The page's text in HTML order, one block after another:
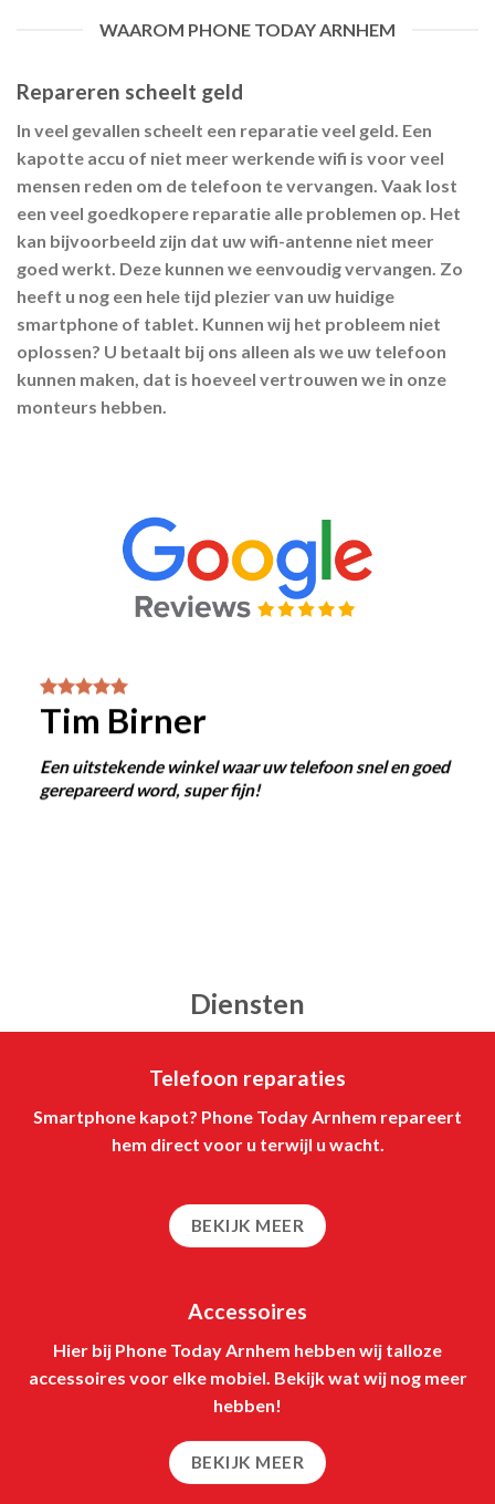
WAAROM PHONE TODAY ARNHEM
Repareren scheelt geld
In veel gevallen scheelt een reparatie veel geld. Een
kapotte accu of niet meer werkende wifi is voor veel
mensen reden om de telefoon te vervangen. Vaak lost
een veel goedkopere reparatie alle problemen op. Het
kan bijvoorbeeld zijn dat uw wifi-antenne niet meer
goed werkt. Deze kunnen we eenvoudig vervangen. Zo
heeft u nog een hele tijd plezier van uw huidige
smartphone of tablet. Kunnen wij het probleem niet
oplossen? U betaalt bij ons alleen als we uw telefoon
kunnen maken, dat is hoeveel vertrouwen we in onze
monteurs hebben.
Tim Birner
Een uitstekende winkel waar uw telefoon snel en goed
gerepareerd word, super fijn!
Diensten
Telefoon reparaties
Smartphone kapot? Phone Today Arnhem repareert
hem direct voor u terwijl u wacht.
BEKIJK MEER
Accessoires
Hier bij Phone Today Arnhem hebben wij talloze
accessoires voor elke mobiel. Bekijk wat wij nog meer
hebben!
BEKIJK MEER